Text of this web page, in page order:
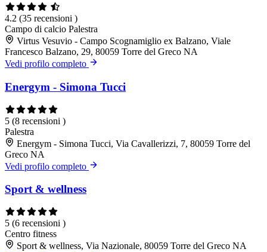
4.2 (35 recensioni )
Campo di calcio Palestra
Virtus Vesuvio - Campo Scognamiglio ex Balzano, Viale
Francesco Balzano, 29, 80059 Torre del Greco NA
Vedi profilo completo
Energym - Simona Tucci
5 (8 recensioni )
Palestra
Energym - Simona Tucci, Via Cavallerizzi, 7, 80059 Torre del
Greco NA
Vedi profilo completo
Sport & wellness
5 (6 recensioni )
Centro fitness
Sport & wellness, Via Nazionale, 80059 Torre del Greco NA